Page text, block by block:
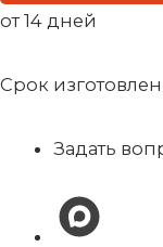
от 14 дней
Срок
Задать